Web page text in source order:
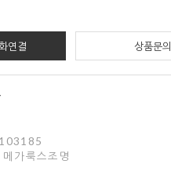
연결 상품문의
가룩스조명